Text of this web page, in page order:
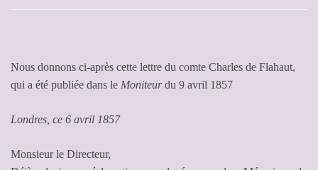
Nous donnons ci-après cette lettre du comte Charles de Flahaut,
qui a été publiée dans le Moniteurdu 9 avril 1857
Londres, ce 6 avril 1857
Monsieur le Directeur,